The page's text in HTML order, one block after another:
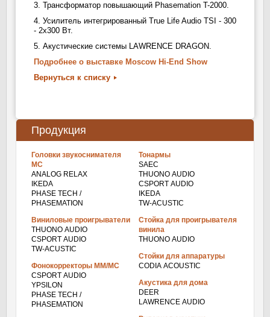
Продукция
Головки звукоснимателя
МС
ANALOG RELAX
IKEDA
PHASE TECH /
PHASEMATION
Виниловые проигрыватели
THUONO AUDIO
CSPORT AUDIO
TW-ACUSTIC
Фонокорректоры ММ/МС
CSPORT AUDIO
YPSILON
PHASE TECH /
PHASEMATION
Тонармы
SAEC
THUONO AUDIO
CSPORT AUDIO
IKEDA
TW-ACUSTIC
Стойка для проигрывателя
винила
THUONO AUDIO
Стойки для аппаратуры
CODIA ACOUSTIC
Акустика для дома
DEER
LAWRENCE AUDIO
3. Трансформатор повышающий Phasemation T-2000.
4. Усилитель интегрированный True Life Audio TSI - 300
- 2x300 Вт.
5. Акустические системы LAWRENCE DRAGON.
Подробнее о выставке Moscow Hi-End Show
Вернуться к списку